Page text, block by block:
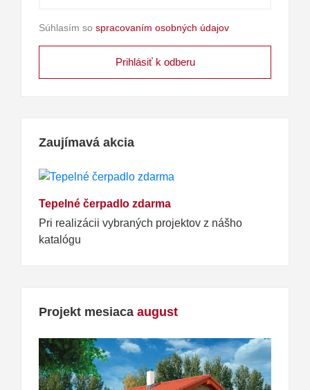
Súhlasím so spracovaním osobných údajov
Zaujímavá akcia
Tepelné čerpadlo zdarma
Pri realizácii vybraných projektov z nášho
katalógu
Projekt mesiaca august